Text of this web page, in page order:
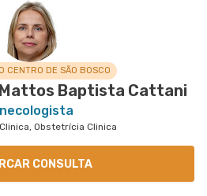
7° Andar - Sao
RJ
- Gloria, Rio de
CENTRO DE SÃO BOSCO
Baptista Cattani
Obstetrícia Clinica
CONSULTA